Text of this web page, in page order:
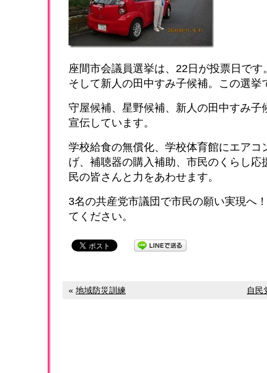
座間市会議員選挙は、22日が投票日で
そして新人の田中すみ子候補。この選挙
守屋候補、星野候補、新人の田中すみ子
宣伝しています。
学校給食の無償化、学校体育館にエアコ
げ、補聴器の購入補助、市民のくらし応
民の皆さんと力をあわせます。
3名の共産党市議団で市民の願い実現へ
てください。
« 地域防災訓練 自民